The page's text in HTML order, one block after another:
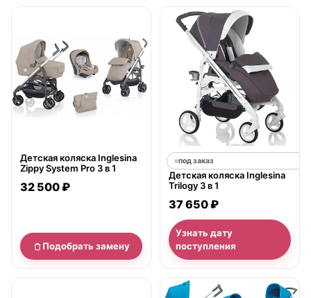
Детская коляска Inglesina
Zippy System Pro 3 в 1
32 500 ₽
Подобрать замену
под заказ
Детская коляска Inglesina
Trilogy 3 в 1
37 650 ₽
Узнать дату
поступления
нет в продаже